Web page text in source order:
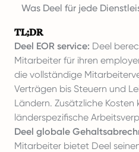
Was Deel für jede
TL;DR
Deel EOR service: Deel
Mitarbeiter für ihren
die vollständige
Verträgen bis Steuern und
Ländern. Zusätzliche
länderspezifische
Deel globale
Mitarbeiter bietet Deel